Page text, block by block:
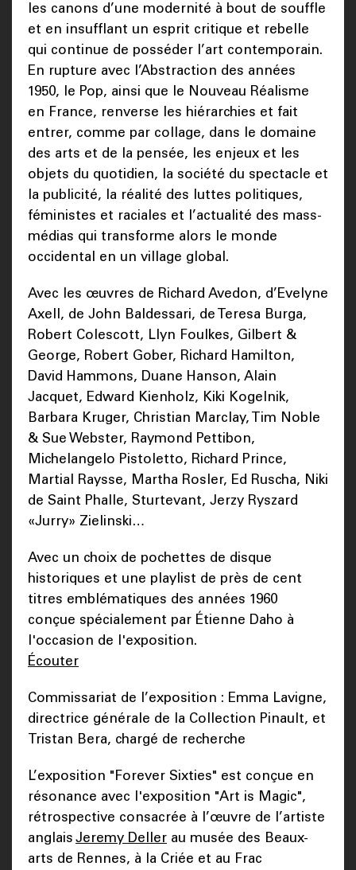
les canons d’une modernité à bout de souffle
et en insufflant un esprit critique et rebelle
qui continue de posséder l’art contemporain.
En rupture avec l’Abstraction des années
1950, le Pop, ainsi que le Nouveau Réalisme
en France, renverse les hiérarchies et fait
entrer, comme par collage, dans le domaine
des arts et de la pensée, les enjeux et les
objets du quotidien, la société du spectacle et
la publicité, la réalité des luttes politiques,
féministes et raciales et l’actualité des mass-
médias qui transforme alors le monde
occidental en un village global.
Avec les œuvres de Richard Avedon, d’Evelyne
Axell, de John Baldessari, de Teresa Burga,
Robert Colescott, Llyn Foulkes, Gilbert &
George, Robert Gober, Richard Hamilton,
David Hammons, Duane Hanson, Alain
Jacquet, Edward Kienholz, Kiki Kogelnik,
Barbara Kruger, Christian Marclay, Tim Noble
& Sue Webster, Raymond Pettibon,
Michelangelo Pistoletto, Richard Prince,
Martial Raysse, Martha Rosler, Ed Ruscha, Niki
de Saint Phalle, Sturtevant, Jerzy Ryszard
«Jurry» Zielinski…
Avec un choix de pochettes de disque
historiques et une playlist de près de cent
titres emblématiques des années 1960
conçue spécialement par Étienne Daho à
l'occasion de l'exposition.
Écouter
Commissariat de l’exposition : Emma Lavigne,
directrice générale de la Collection Pinault, et
Tristan Bera, chargé de recherche
L’exposition "Forever Sixties" est conçue en
résonance avec l'exposition "Art is Magic",
rétrospective consacrée à l’œuvre de l’artiste
anglais Jeremy Deller au musée des Beaux-
arts de Rennes, à la Criée et au Frac